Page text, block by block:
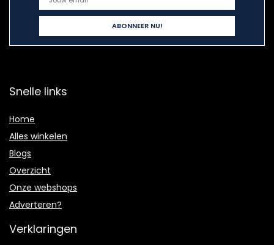
Snelle links
Home
Alles winkelen
Blogs
Overzicht
Onze webshops
Adverteren?
Verklaringen